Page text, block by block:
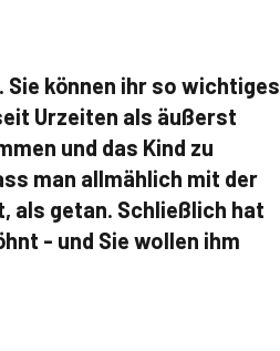
Sie können ihr so wichtiges
Urzeiten als äußerst
und das Kind zu
man allmählich mit der
als getan. Schließlich hat
- und Sie wollen ihm